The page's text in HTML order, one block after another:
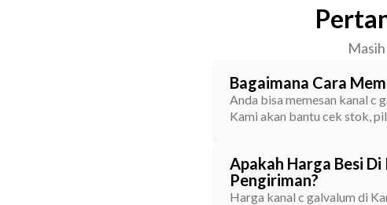
Bagaimana Cara
Anda bisa memesan kanal c
Kami akan bantu cek stok,
Apakah Harga Besi Di
Pengiriman?
Harga kanal c galvalum di